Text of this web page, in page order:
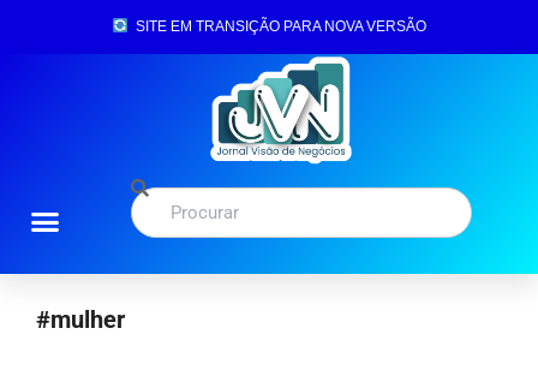
SITE EM TRANSIÇÃO PARA NOVA VERSÃO
#mulher